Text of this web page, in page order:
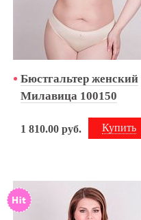
Бюстгальтер женский
Милавица 100150
Купить
1 810.00 руб.